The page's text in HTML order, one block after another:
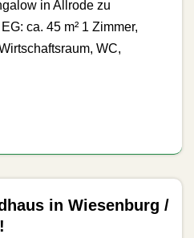
in Allrode zu
ca. 45 m² 1 Zimmer,
WC,
in Wiesenburg /